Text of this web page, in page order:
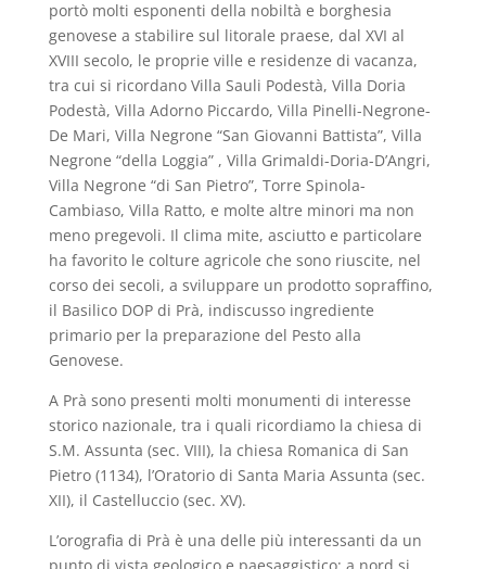
portò molti esponenti della nobiltà e borghesia
genovese a stabilire sul litorale praese, dal XVI al
XVIII secolo, le proprie ville e residenze di vacanza,
tra cui si ricordano Villa Sauli Podestà, Villa Doria
Podestà, Villa Adorno Piccardo, Villa Pinelli-Negrone-
De Mari, Villa Negrone “San Giovanni Battista”, Villa
Negrone “della Loggia” , Villa Grimaldi-Doria-D’Angri,
Villa Negrone “di San Pietro”, Torre Spinola-
Cambiaso, Villa Ratto, e molte altre minori ma non
meno pregevoli. Il clima mite, asciutto e particolare
ha favorito le colture agricole che sono riuscite, nel
corso dei secoli, a sviluppare un prodotto sopraffino,
il Basilico DOP di Prà, indiscusso ingrediente
primario per la preparazione del Pesto alla
Genovese.
A Prà sono presenti molti monumenti di interesse
storico nazionale, tra i quali ricordiamo la chiesa di
S.M. Assunta (sec. VIII), la chiesa Romanica di San
Pietro (1134), l’Oratorio di Santa Maria Assunta (sec.
XII), il Castelluccio (sec. XV).
L’orografia di Prà è una delle più interessanti da un